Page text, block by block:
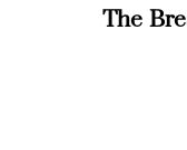
The